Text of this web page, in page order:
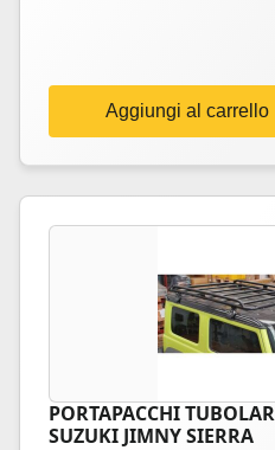
Aggiungi al carrello
PORTAPACCHI
SUZUKI JIMNY SIERRA